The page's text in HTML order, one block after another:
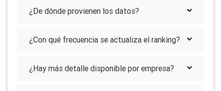
¿De dónde provienen los datos?
¿Con qué frecuencia se actualiza el ranking?
¿Hay más detalle disponible por empresa?